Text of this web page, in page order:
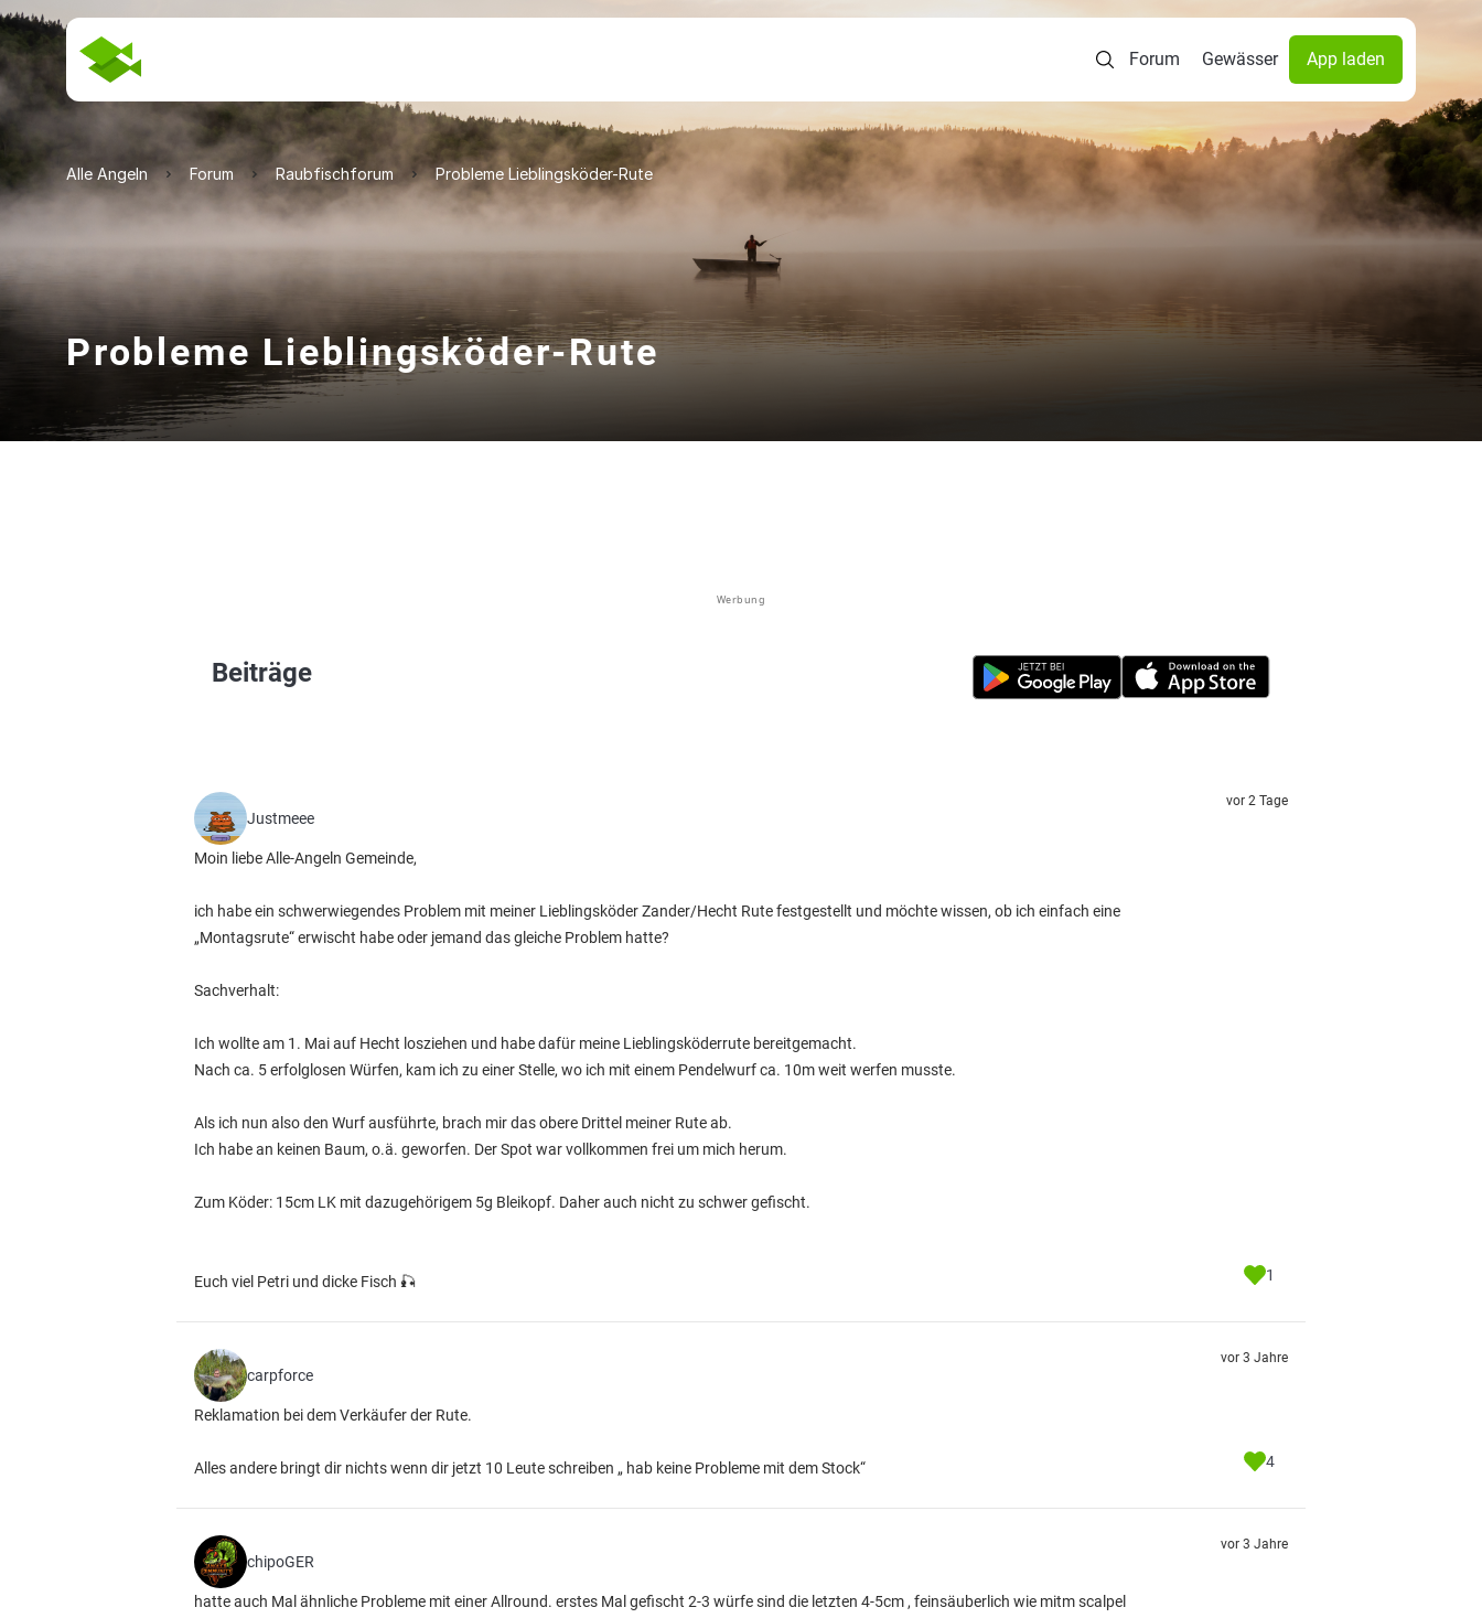
Forum Gewässer App laden
Alle Angeln Forum Raubfischforum Probleme Lieblingsköder-Rute
Probleme Lieblingsköder-Rute
Werbung
Beiträge
Justmeee
Moin liebe Alle-Angeln Gemeinde,
ich habe ein schwerwiegendes Problem mit meiner Lieblingsköder Zander/Hecht Rute festgestellt und möchte wissen, ob ich einfach eine
„Montagsrute“ erwischt habe oder jemand das gleiche Problem hatte?
Sachverhalt:
Ich wollte am 1. Mai auf Hecht losziehen und habe dafür meine Lieblingsköderrute bereitgemacht.
Nach ca. 5 erfolglosen Würfen, kam ich zu einer Stelle, wo ich mit einem Pendelwurf ca. 10m weit werfen musste.
Als ich nun also den Wurf ausführte, brach mir das obere Drittel meiner Rute ab.
Ich habe an keinen Baum, o.ä. geworfen. Der Spot war vollkommen frei um mich herum.
Zum Köder: 15cm LK mit dazugehörigem 5g Bleikopf. Daher auch nicht zu schwer gefischt.
Euch viel Petri und dicke Fisch 🎣
vor 2 Tage
1
carpforce
Reklamation bei dem Verkäufer der Rute.
Alles andere bringt dir nichts wenn dir jetzt 10 Leute schreiben „ hab keine Probleme mit dem Stock“
vor 3 Jahre
4
chipoGER
hatte auch Mal ähnliche Probleme mit einer Allround. erstes Mal gefischt 2-3 würfe sind die letzten 4-5cm , feinsäuberlich wie mitm scalpel
vor 3 Jahre